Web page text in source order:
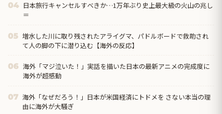
04 日本旅行キャンセルすべきか…1万年ぶり史上最大級の火山の兆し
＝
05 増水した川に取り残されたアライグマ、パドルボードで救助され
て人の脚の下に潜り込む【海外の反応】
06 海外「マジ泣いた！」実話を描いた日本の最新アニメの完成度に
海外が超感動
07 海外「なぜだろう！」日本が米国経済にトドメを さない本当の理
由に海外が大騒ぎ